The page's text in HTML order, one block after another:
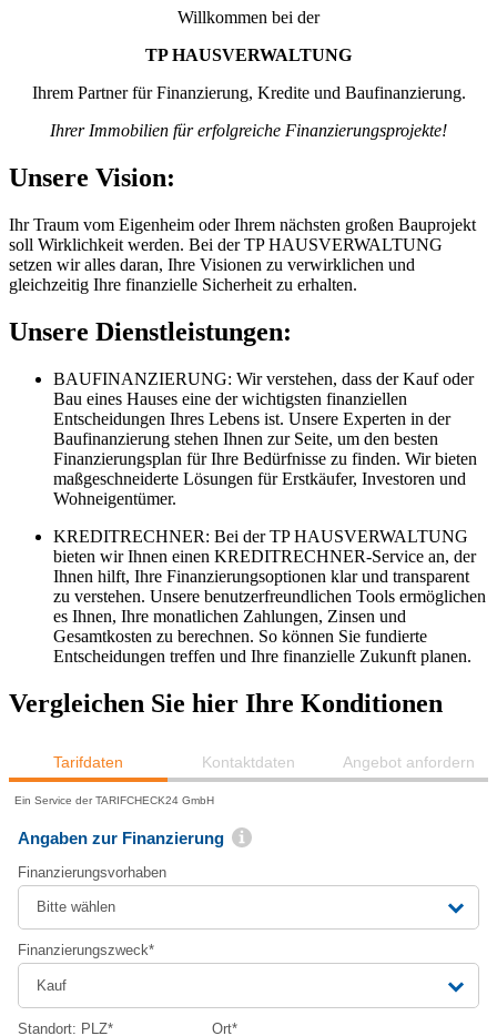
Willkommen bei der
TP HAUSVERWALTUNG
Ihrem Partner für Finanzierung, Kredite und Baufinanzierung.
Ihrer Immobilien für erfolgreiche Finanzierungsprojekte!
Unsere Vision:
Ihr Traum vom Eigenheim oder Ihrem nächsten großen Bauprojekt
soll Wirklichkeit werden. Bei der TP HAUSVERWALTUNG
setzen wir alles daran, Ihre Visionen zu verwirklichen und
gleichzeitig Ihre finanzielle Sicherheit zu erhalten.
Unsere Dienstleistungen:
BAUFINANZIERUNG: Wir verstehen, dass der Kauf oder
Bau eines Hauses eine der wichtigsten finanziellen
Entscheidungen Ihres Lebens ist. Unsere Experten in der
Baufinanzierung stehen Ihnen zur Seite, um den besten
Finanzierungsplan für Ihre Bedürfnisse zu finden. Wir bieten
maßgeschneiderte Lösungen für Erstkäufer, Investoren und
Wohneigentümer.
KREDITRECHNER: Bei der TP HAUSVERWALTUNG
bieten wir Ihnen einen KREDITRECHNER-Service an, der
Ihnen hilft, Ihre Finanzierungsoptionen klar und transparent
zu verstehen. Unsere benutzerfreundlichen Tools ermöglichen
es Ihnen, Ihre monatlichen Zahlungen, Zinsen und
Gesamtkosten zu berechnen. So können Sie fundierte
Entscheidungen treffen und Ihre finanzielle Zukunft planen.
Vergleichen Sie hier Ihre Konditionen